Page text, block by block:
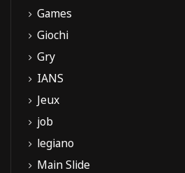
Games
Giochi
Gry
IANS
Jeux
job
legiano
Main Slide